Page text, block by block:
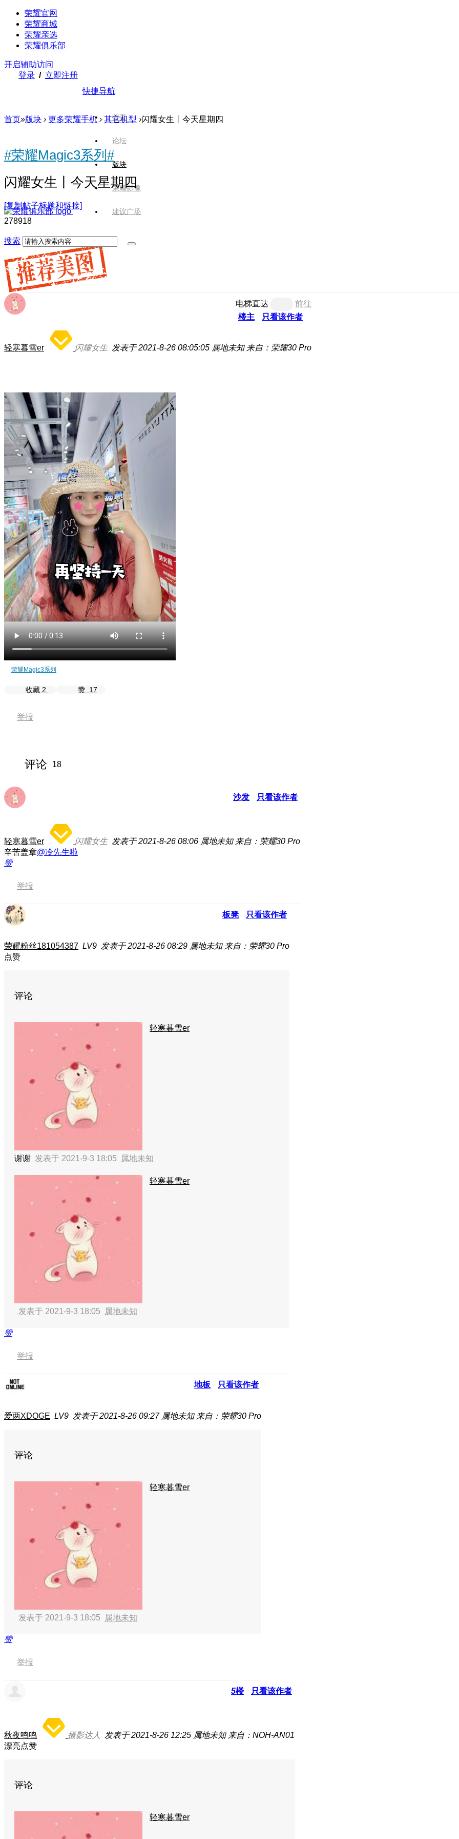
荣耀官网
荣耀商城
荣耀亲选
荣耀俱乐部
开启辅助访问
登录 / 立即注册
快捷导航
首页
论坛
版块
荣耀影像
建议广场
搜索
首页»版块 › 更多荣耀手机 › 其它机型 ›闪耀女生丨今天星期四
#荣耀Magic3系列#
闪耀女生丨今天星期四
[复制帖子标题和链接]
278918
电梯直达
前往
楼主
只看该作者
轻寒暮雪er 闪耀女生 发表于 2021-8-26 08:05:05 属地未知 来自：荣耀30 Pro
荣耀Magic3系列
收藏 2 赞 17
举报
评论 18
沙发 只看该作者
轻寒暮雪er 闪耀女生 发表于 2021-8-26 08:06 属地未知 来自：荣耀30 Pro
辛苦盖章@冷先生啦
赞
举报
板凳 只看该作者
荣耀粉丝181054387 LV9 发表于 2021-8-26 08:29 属地未知 来自：荣耀30 Pro
点赞
评论
轻寒暮雪er
谢谢 发表于 2021-9-3 18:05 属地未知
轻寒暮雪er
发表于 2021-9-3 18:05 属地未知
赞
举报
地板 只看该作者
爱两XDOGE LV9 发表于 2021-8-26 09:27 属地未知 来自：荣耀30 Pro
评论
轻寒暮雪er
发表于 2021-9-3 18:05 属地未知
赞
举报
5楼 只看该作者
秋夜鸣鸣 摄影达人 发表于 2021-8-26 12:25 属地未知 来自：NOH-AN01
漂亮点赞
评论
轻寒暮雪er